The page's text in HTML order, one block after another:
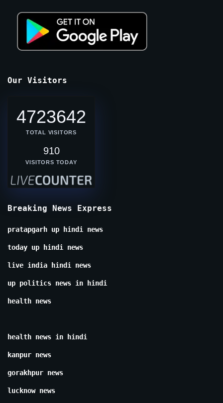
Our Visitors
4723642
TOTAL VISITORS
910
VISITORS TODAY
Breaking News Express
pratapgarh up hindi news
today up hindi news
live india hindi news
up politics news in hindi
health news
health news in hindi
kanpur news
gorakhpur news
lucknow news